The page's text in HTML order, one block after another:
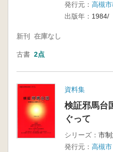
発行元： 高槻
出版年： 1984/
新刊 在庫なし
古書 2点
資料集
検証邪馬台
ぐって
シリーズ：
発行元： 高槻市